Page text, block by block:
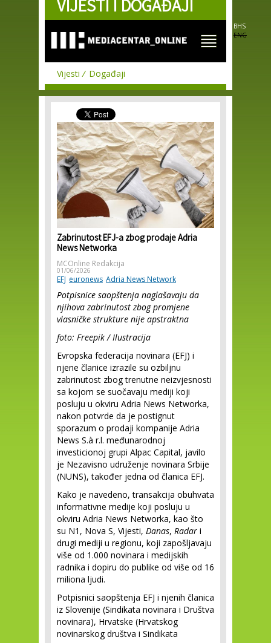
Skip to
main
VIJESTI I DOGAĐAJI
BHS
ENG
Vijesti Događaji
Zabrinutost EFJ-a zbog prodaje Adria
News Networka
MCOnline Redakcija
01/06/2026
EFJ euronews Adria News Network
Potpisnice saopštenja naglašavaju da
njihova zabrinutost zbog promjene
vlasničke strukture nije apstraktna
foto: Freepik / Ilustracija
Evropska federacija novinara (EFJ) i
njene članice izrazile su ozbiljnu
zabrinutost zbog trenutne neizvjesnosti
sa kojom se suočavaju mediji koji
posluju u okviru Adria News Networka,
nakon potvrde da je postignut
sporazum o prodaji kompanije Adria
News S.à r.l. međunarodnoj
investicionoj grupi Alpac Capital, javilo
je Nezavisno udruženje novinara Srbije
(NUNS), također jedna od članica EFJ.
Kako je navedeno, transakcija obuhvata
informativne medije koji posluju u
okviru Adria News Networka, kao što
su N1, Nova S, Vijesti, Danas, Radar i
drugi mediji u regionu, koji zapošljavaju
više od 1.000 novinara i medijskih
radnika i dopiru do publike od više od 16
miliona ljudi.
Potpisnici saopštenja EFJ i njenih članica
iz Slovenije (Sindikata novinara i Društva
novinara), Hrvatske (Hrvatskog
novinarskog društva i Sindikata